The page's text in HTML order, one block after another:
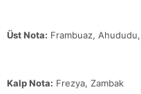
Üst Nota: Frambuaz,
Kalp Nota: Frezya, Zambak